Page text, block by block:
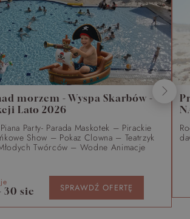
morzem - Wyspa Skarbów -
Lato 2026
Party- Parada Maskotek – Pirackie
Show – Pokaz Clowna – Teatrzyk
Twórców – Wodne Animacje
30 sie SPRAWDŹ OFERTĘ